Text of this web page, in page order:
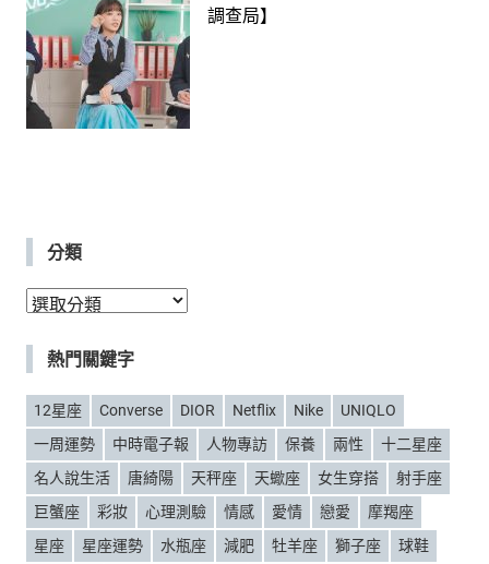
調查局】
分類
分
熱門關鍵字
12星座 Converse DIOR Netflix Nike
UNIQLO
一周運勢
中時電子報 人物專訪 保養 兩性
十二星座
名人說生活
唐綺陽 天秤座 天蠍座 女生穿搭
射手座
巨蟹座
彩妝 心理測驗 情感 愛情 戀愛
摩羯座
星座
星座運勢 水瓶座 減肥 牡羊座 獅子座
球鞋